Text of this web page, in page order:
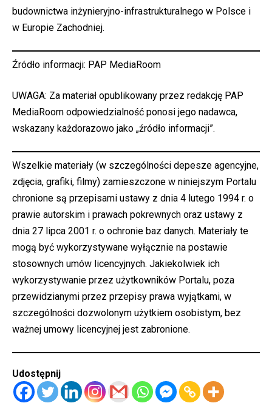
budownictwa inżynieryjno-infrastrukturalnego w Polsce i
w Europie Zachodniej.
Źródło informacji: PAP MediaRoom
UWAGA: Za materiał opublikowany przez redakcję PAP
MediaRoom odpowiedzialność ponosi jego nadawca,
wskazany każdorazowo jako „źródło informacji”.
Wszelkie materiały (w szczególności depesze agencyjne,
zdjęcia, grafiki, filmy) zamieszczone w niniejszym Portalu
chronione są przepisami ustawy z dnia 4 lutego 1994 r. o
prawie autorskim i prawach pokrewnych oraz ustawy z
dnia 27 lipca 2001 r. o ochronie baz danych. Materiały te
mogą być wykorzystywane wyłącznie na postawie
stosownych umów licencyjnych. Jakiekolwiek ich
wykorzystywanie przez użytkowników Portalu, poza
przewidzianymi przez przepisy prawa wyjątkami, w
szczególności dozwolonym użytkiem osobistym, bez
ważnej umowy licencyjnej jest zabronione.
Udostępnij